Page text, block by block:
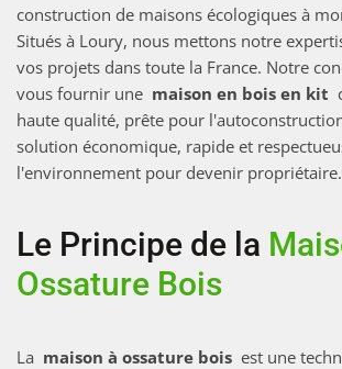
construction de maisons écologiques à
Situés à Loury, nous mettons notre
vos projets dans toute la France. Notre
vous fournir une maison en bois en kit
haute qualité, prête pour
solution économique, rapide et
l'environnement pour devenir propriétaire.
Le Principe de la
Ossature Bois
La maison à ossature bois est une